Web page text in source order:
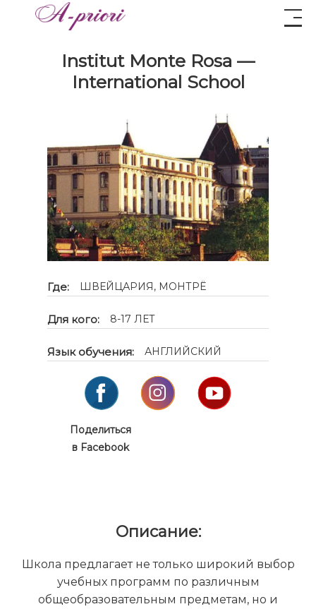
Institut Monte Rosa —
International School
Где: ШВЕЙЦАРИЯ, МОНТРЁ
Для кого: 8-17 ЛЕТ
Язык обучения: АНГЛИЙСКИЙ
Поделиться
в Facebook
Описание:
Школа предлагает не только широкий выбор
учебных программ по различным
общеобразовательным предметам, но и